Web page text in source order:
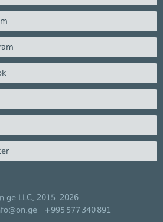
LLC, 2015–2026
+995 577 340 891